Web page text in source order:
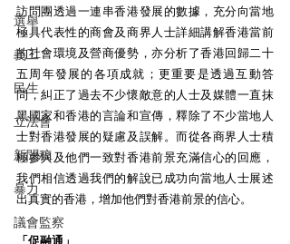
選舉
義工
民生
立法會
新聞稿
暴力
議會監察
訪問團透過一連串香港發展的數據，充分向當地
極具代表性的商會及商界人士詳細講解香港當前
的社會環境及營商優勢，亦分析了香港回歸二十
五周年發展的各項成就；更重要是透過互動答
問，糾正了過去不少懷敵意的人士及媒體一直抹
黑國家和香港的言論和宣傳，釋除了不少當地人
士對香港發展的疑慮及誤解。而從各商界人士積
極參與及他們一致對香港前景充滿信心的回應，
我們相信透過我們的解說已成功向當地人士展述
出真實的香港，增加他們對香港前景的信心。